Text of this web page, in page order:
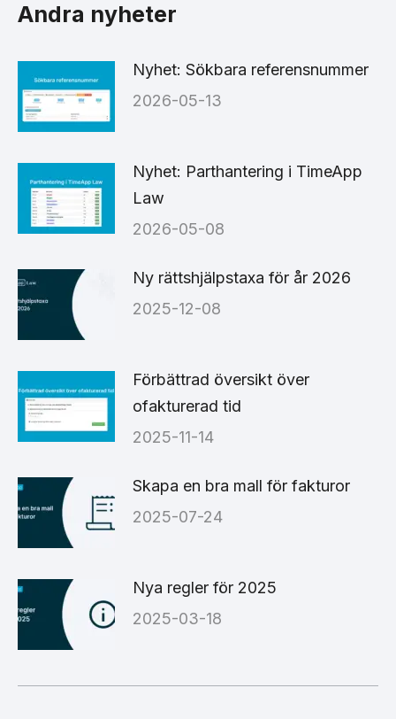
Andra nyheter
Nyhet: Sökbara referensnummer
2026-05-13
Nyhet: Parthantering i TimeApp
Law
2026-05-08
Ny rättshjälpstaxa för år 2026
2025-12-08
Förbättrad översikt över
ofakturerad tid
2025-11-14
Skapa en bra mall för fakturor
2025-07-24
Nya regler för 2025
2025-03-18